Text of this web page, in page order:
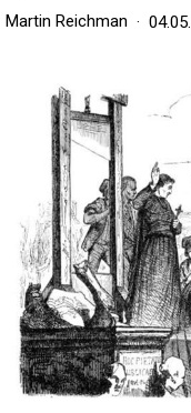
Martin Reichman
Image